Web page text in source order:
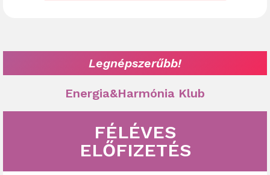
Legnépszerűbb!
Energia&Harmónia Klub
FÉLÉVES
ELŐFIZETÉS